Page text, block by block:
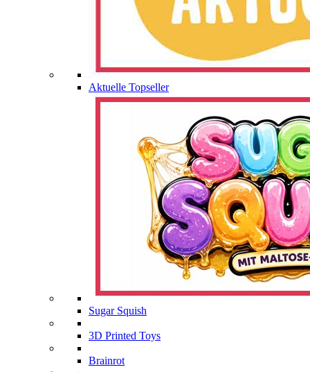
Aktuelle Topseller
Sugar Squish
3D Printed Toys
Brainrot